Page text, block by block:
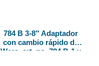
784 B 3-8″ Adaptador
con cambio rápido de
Wera, art. no. 784 B-1 x